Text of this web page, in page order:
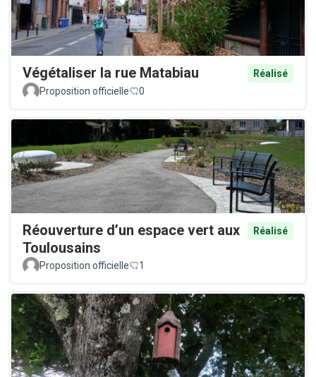
Végétaliser la rue Matabiau
Réalisé
Proposition officielle
0
Réouverture d’un espace vert aux
Toulousains
Réalisé
Proposition officielle 1